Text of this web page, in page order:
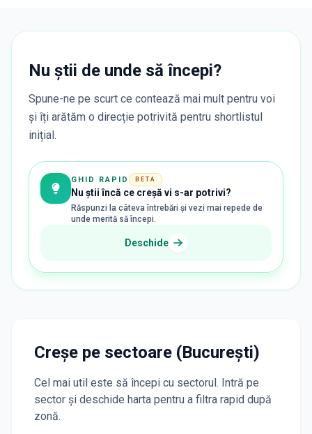
Nu știi de unde să începi?
Spune-ne pe scurt ce contează mai mult pentru voi
și îți arătăm o direcție potrivită pentru shortlistul
inițial.
GHID RAPID BETA
Nu știi încă ce creșă vi s-ar potrivi?
Răspunzi la câteva întrebări și vezi mai repede de
unde merită să începi.
Deschide
Creșe pe sectoare (București)
Cel mai util este să începi cu sectorul. Intră pe
sector și deschide harta pentru a filtra rapid după
zonă.